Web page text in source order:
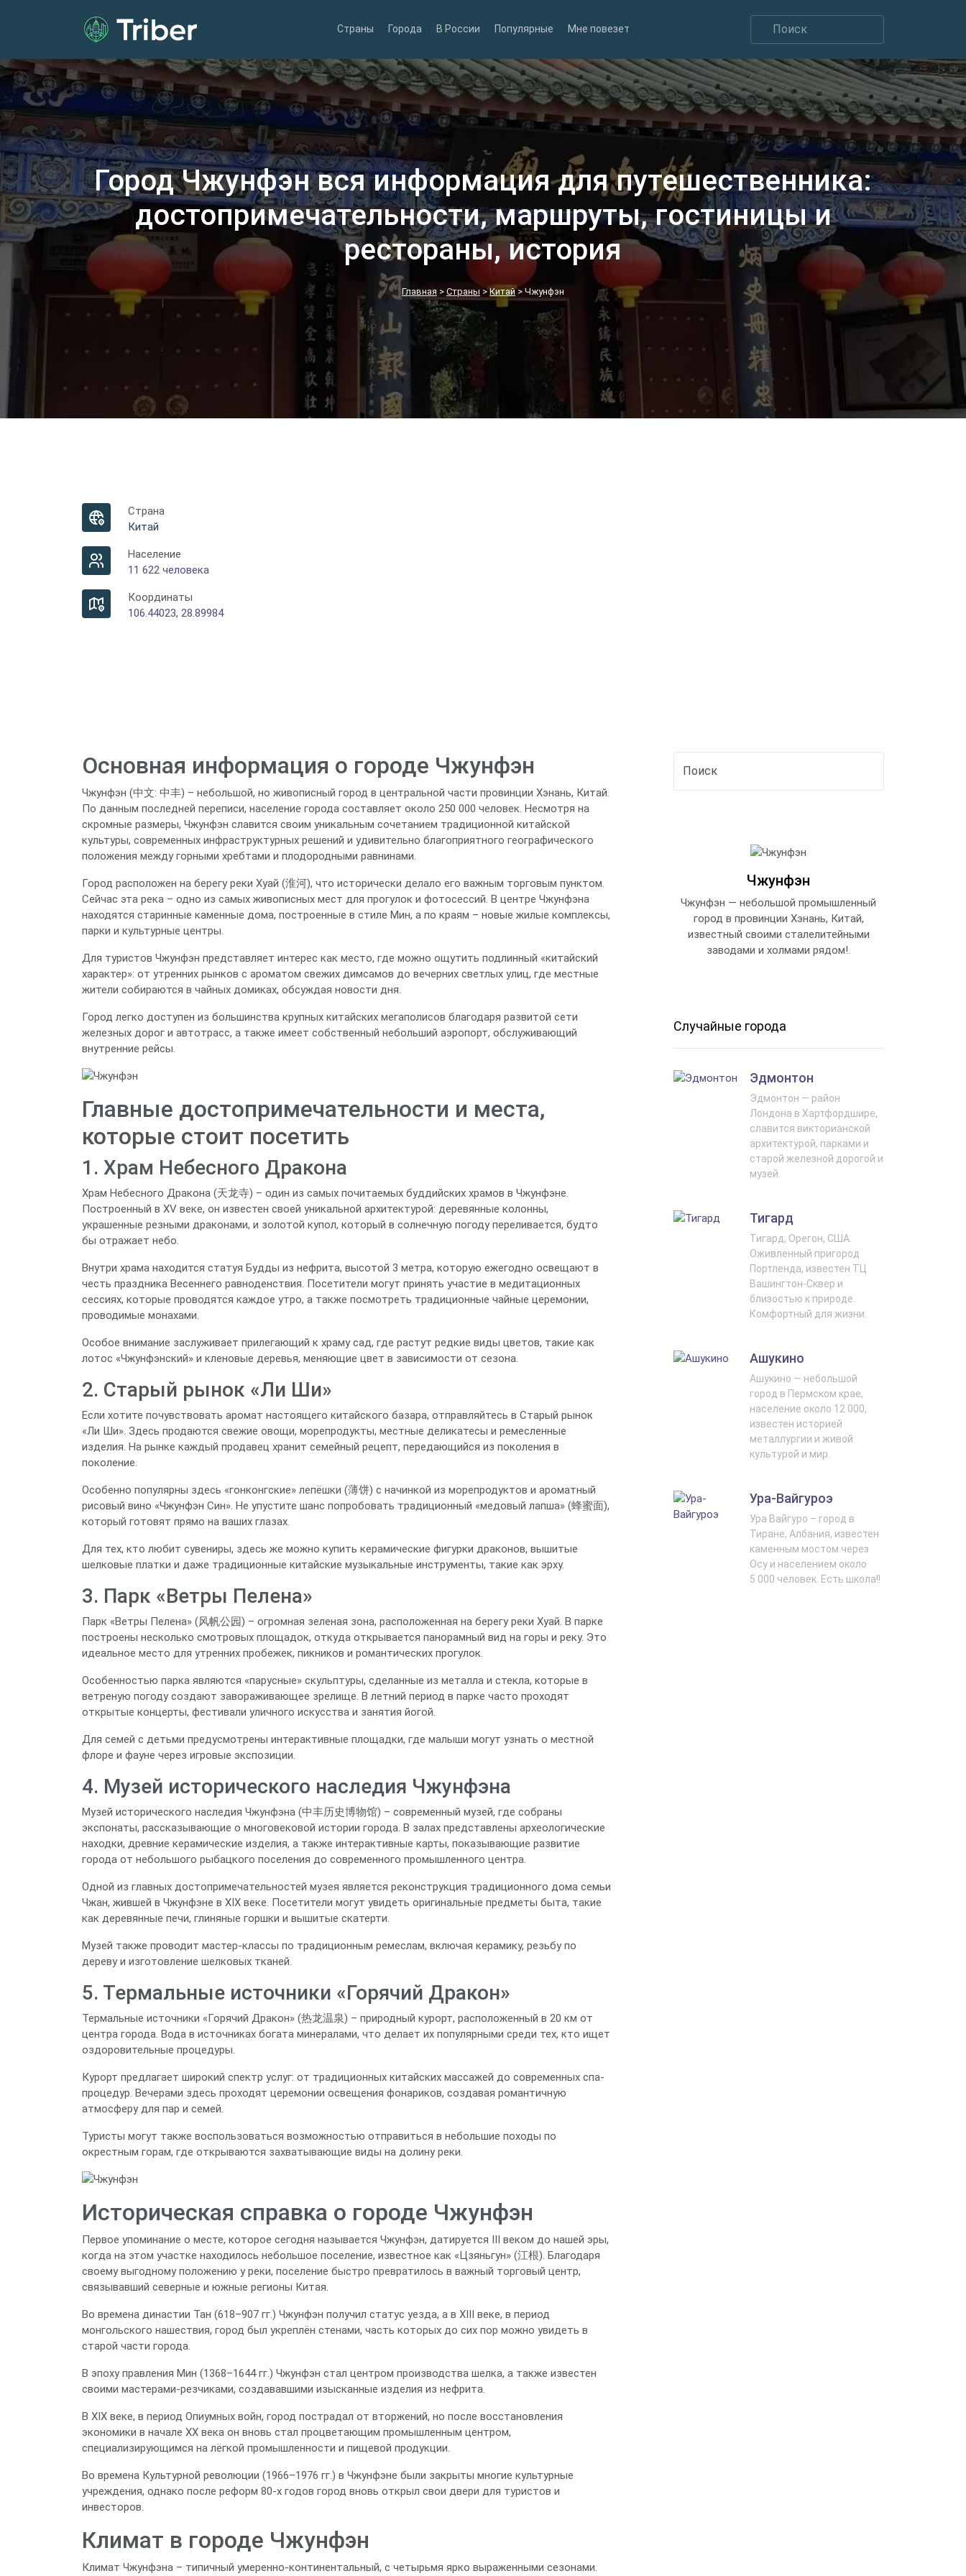
Страны Города В России Популярные Мне повезет
Город Чжунфэн вся информация для путешественника:
достопримечательности, маршруты, гостиницы и
рестораны, история
Главная > Страны >Китай> Чжунфэн
Страна
Китай
Население
11 622 человека
Координаты
106.44023, 28.89984
Основная информация о городе Чжунфэн
Чжунфэн (中文: 中丰) – небольшой, но живописный город в центральной части провинции Хэнань, Китай.
По данным последней переписи, население города составляет около 250 000 человек. Несмотря на
скромные размеры, Чжунфэн славится своим уникальным сочетанием традиционной китайской
культуры, современных инфраструктурных решений и удивительно благоприятного географического
положения между горными хребтами и плодородными равнинами.
Город расположен на берегу реки Хуай (淮河), что исторически делало его важным торговым пунктом.
Сейчас эта река – одно из самых живописных мест для прогулок и фотосессий. В центре Чжунфэна
находятся старинные каменные дома, построенные в стиле Мин, а по краям – новые жилые комплексы,
парки и культурные центры.
Для туристов Чжунфэн представляет интерес как место, где можно ощутить подлинный «китайский
характер»: от утренних рынков с ароматом свежих димсамов до вечерних светлых улиц, где местные
жители собираются в чайных домиках, обсуждая новости дня.
Город легко доступен из большинства крупных китайских мегаполисов благодаря развитой сети
железных дорог и автотрасс, а также имеет собственный небольший аэропорт, обслуживающий
внутренние рейсы.
Главные достопримечательности и места,
которые стоит посетить
1. Храм Небесного Дракона
Храм Небесного Дракона (天龙寺) – один из самых почитаемых буддийских храмов в Чжунфэне.
Построенный в XV веке, он известен своей уникальной архитектурой: деревянные колонны,
украшенные резными драконами, и золотой купол, который в солнечную погоду переливается, будто
бы отражает небо.
Внутри храма находится статуя Будды из нефрита, высотой 3 метра, которую ежегодно освещают в
честь праздника Весеннего равноденствия. Посетители могут принять участие в медитационных
сессиях, которые проводятся каждое утро, а также посмотреть традиционные чайные церемонии,
проводимые монахами.
Особое внимание заслуживает прилегающий к храму сад, где растут редкие виды цветов, такие как
лотос «Чжунфэнский» и кленовые деревья, меняющие цвет в зависимости от сезона.
2. Старый рынок «Ли Ши»
Если хотите почувствовать аромат настоящего китайского базара, отправляйтесь в Старый рынок
«Ли Ши». Здесь продаются свежие овощи, морепродукты, местные деликатесы и ремесленные
изделия. На рынке каждый продавец хранит семейный рецепт, передающийся из поколения в
поколение.
Особенно популярны здесь «гонконгские» лепёшки (薄饼) с начинкой из морепродуктов и ароматный
рисовый вино «Чжунфэн Син». Не упустите шанс попробовать традиционный «медовый лапша» (蜂蜜面),
который готовят прямо на ваших глазах.
Для тех, кто любит сувениры, здесь же можно купить керамические фигурки драконов, вышитые
шелковые платки и даже традиционные китайские музыкальные инструменты, такие как эрху.
3. Парк «Ветры Пелена»
Парк «Ветры Пелена» (风帆公园) – огромная зеленая зона, расположенная на берегу реки Хуай. В парке
построены несколько смотровых площадок, откуда открывается панорамный вид на горы и реку. Это
идеальное место для утренних пробежек, пикников и романтических прогулок.
Особенностью парка являются «парусные» скульптуры, сделанные из металла и стекла, которые в
ветреную погоду создают завораживающее зрелище. В летний период в парке часто проходят
открытые концерты, фестивали уличного искусства и занятия йогой.
Для семей с детьми предусмотрены интерактивные площадки, где малыши могут узнать о местной
флоре и фауне через игровые экспозиции.
4. Музей исторического наследия Чжунфэна
Музей исторического наследия Чжунфэна (中丰历史博物馆) – современный музей, где собраны
экспонаты, рассказывающие о многовековой истории города. В залах представлены археологические
находки, древние керамические изделия, а также интерактивные карты, показывающие развитие
города от небольшого рыбацкого поселения до современного промышленного центра.
Одной из главных достопримечательностей музея является реконструкция традиционного дома семьи
Чжан, жившей в Чжунфэне в XIX веке. Посетители могут увидеть оригинальные предметы быта, такие
как деревянные печи, глиняные горшки и вышитые скатерти.
Музей также проводит мастер-классы по традиционным ремеслам, включая керамику, резьбу по
дереву и изготовление шелковых тканей.
5. Термальные источники «Горячий Дракон»
Термальные источники «Горячий Дракон» (热龙温泉) – природный курорт, расположенный в 20 км от
центра города. Вода в источниках богата минералами, что делает их популярными среди тех, кто ищет
оздоровительные процедуры.
Курорт предлагает широкий спектр услуг: от традиционных китайских массажей до современных спа-
процедур. Вечерами здесь проходят церемонии освещения фонариков, создавая романтичную
атмосферу для пар и семей.
Туристы могут также воспользоваться возможностью отправиться в небольшие походы по
окрестным горам, где открываются захватывающие виды на долину реки.
Историческая справка о городе Чжунфэн
Первое упоминание о месте, которое сегодня называется Чжунфэн, датируется III веком до нашей эры,
когда на этом участке находилось небольшое поселение, известное как «Цзяньгун» (江根). Благодаря
своему выгодному положению у реки, поселение быстро превратилось в важный торговый центр,
связывавший северные и южные регионы Китая.
Во времена династии Тан (618–907 гг.) Чжунфэн получил статус уезда, а в XIII веке, в период
монгольского нашествия, город был укреплён стенами, часть которых до сих пор можно увидеть в
старой части города.
В эпоху правления Мин (1368–1644 гг.) Чжунфэн стал центром производства шелка, а также известен
своими мастерами-резчиками, создававшими изысканные изделия из нефрита.
В XIX веке, в период Опиумных войн, город пострадал от вторжений, но после восстановления
экономики в начале XX века он вновь стал процветающим промышленным центром,
специализирующимся на лёгкой промышленности и пищевой продукции.
Во времена Культурной революции (1966–1976 гг.) в Чжунфэне были закрыты многие культурные
учреждения, однако после реформ 80‑х годов город вновь открыл свои двери для туристов и
инвесторов.
Климат в городе Чжунфэн
Климат Чжунфэна – типичный умеренно-континентальный, с четырьмя ярко выраженными сезонами.
Чжунфэн
Чжунфэн — небольшой промышленный
город в провинции Хэнань, Китай,
известный своими сталелитейными
заводами и холмами рядом!.
Случайные города
Эдмонтон
Эдмонтон — район
Лондона в Хартфордшире,
славится викторианской
архитектурой, парками и
старой железной дорогой и
музей.
Тигард
Тигард, Орегон, США.
Оживленный пригород
Портленда, известен ТЦ
Вашингтон-Сквер и
близостью к природе.
Комфортный для жизни.
Ашукино
Ашукино — небольшой
город в Пермском крае,
население около 12 000,
известен историей
металлургии и живой
культурой и мир.
Ура-Вайгуроэ
Ура Вайгуро – город в
Тиране, Албания, известен
каменным мостом через
Осу и населением около
5 000 человек. Есть школа!!